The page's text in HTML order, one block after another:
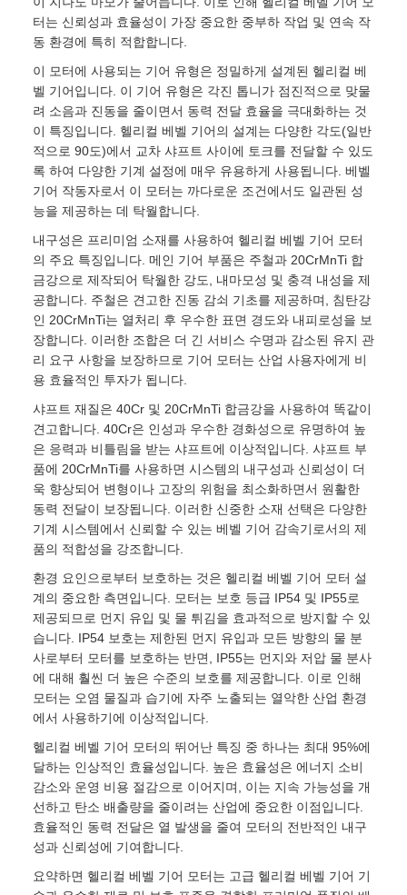
터는 신뢰성과 효율성이 가장 중요한 중부하 작업 및 연속 작
동 환경에 특히 적합합니다.
이 모터에 사용되는 기어 유형은 정밀하게 설계된 헬리컬 베
벨 기어입니다. 이 기어 유형은 각진 톱니가 점진적으로 맞물
려 소음과 진동을 줄이면서 동력 전달 효율을 극대화하는 것
이 특징입니다. 헬리컬 베벨 기어의 설계는 다양한 각도(일반
적으로 90도)에서 교차 샤프트 사이에 토크를 전달할 수 있도
록 하여 다양한 기계 설정에 매우 유용하게 사용됩니다. 베벨
기어 작동자로서 이 모터는 까다로운 조건에서도 일관된 성
능을 제공하는 데 탁월합니다.
내구성은 프리미엄 소재를 사용하여 헬리컬 베벨 기어 모터
의 주요 특징입니다. 메인 기어 부품은 주철과 20CrMnTi 합
금강으로 제작되어 탁월한 강도, 내마모성 및 충격 내성을 제
공합니다. 주철은 견고한 진동 감쇠 기초를 제공하며, 침탄강
인 20CrMnTi는 열처리 후 우수한 표면 경도와 내피로성을 보
장합니다. 이러한 조합은 더 긴 서비스 수명과 감소된 유지 관
리 요구 사항을 보장하므로 기어 모터는 산업 사용자에게 비
용 효율적인 투자가 됩니다.
샤프트 재질은 40Cr 및 20CrMnTi 합금강을 사용하여 똑같이
견고합니다. 40Cr은 인성과 우수한 경화성으로 유명하여 높
은 응력과 비틀림을 받는 샤프트에 이상적입니다. 샤프트 부
품에 20CrMnTi를 사용하면 시스템의 내구성과 신뢰성이 더
욱 향상되어 변형이나 고장의 위험을 최소화하면서 원활한
동력 전달이 보장됩니다. 이러한 신중한 소재 선택은 다양한
기계 시스템에서 신뢰할 수 있는 베벨 기어 감속기로서의 제
품의 적합성을 강조합니다.
환경 요인으로부터 보호하는 것은 헬리컬 베벨 기어 모터 설
계의 중요한 측면입니다. 모터는 보호 등급 IP54 및 IP55로
제공되므로 먼지 유입 및 물 튀김을 효과적으로 방지할 수 있
습니다. IP54 보호는 제한된 먼지 유입과 모든 방향의 물 분
사로부터 모터를 보호하는 반면, IP55는 먼지와 저압 물 분사
에 대해 훨씬 더 높은 수준의 보호를 제공합니다. 이로 인해
모터는 오염 물질과 습기에 자주 노출되는 열악한 산업 환경
에서 사용하기에 이상적입니다.
헬리컬 베벨 기어 모터의 뛰어난 특징 중 하나는 최대 95%에
달하는 인상적인 효율성입니다. 높은 효율성은 에너지 소비
감소와 운영 비용 절감으로 이어지며, 이는 지속 가능성을 개
선하고 탄소 배출량을 줄이려는 산업에 중요한 이점입니다.
효율적인 동력 전달은 열 발생을 줄여 모터의 전반적인 내구
성과 신뢰성에 기여합니다.
요약하면 헬리컬 베벨 기어 모터는 고급 헬리컬 베벨 기어 기